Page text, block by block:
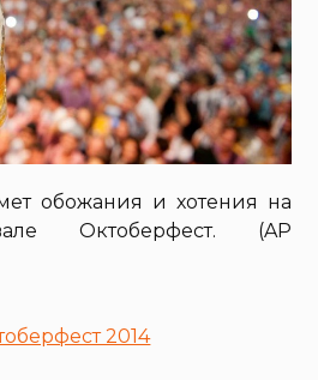
обожания и хотения на
Октоберфест. (AP
2014